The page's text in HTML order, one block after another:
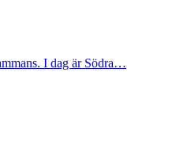
I dag är Södra…